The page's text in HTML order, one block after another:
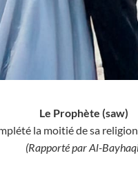
Le Prophète (saw)
la moitié de sa
(Rapporté par Al-